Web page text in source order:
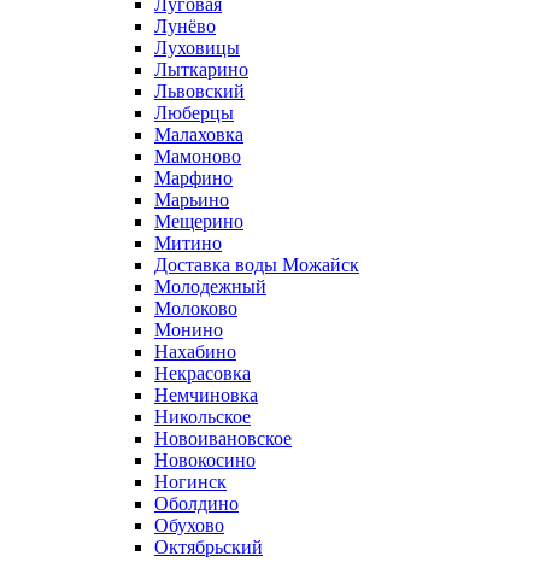
Луговая
Лунёво
Луховицы
Лыткарино
Львовский
Люберцы
Малаховка
Мамоново
Марфино
Марьино
Мещерино
Митино
Доставка воды Можайск
Молодежный
Молоково
Монино
Нахабино
Некрасовка
Немчиновка
Никольское
Новоивановское
Новокосино
Ногинск
Оболдино
Обухово
Октябрьский